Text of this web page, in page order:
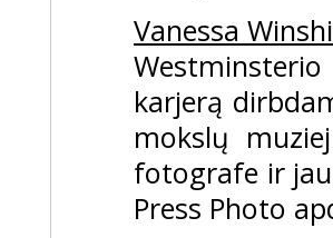
Vanessa
karjerą
mokslų
fotografe ir
Press Photo